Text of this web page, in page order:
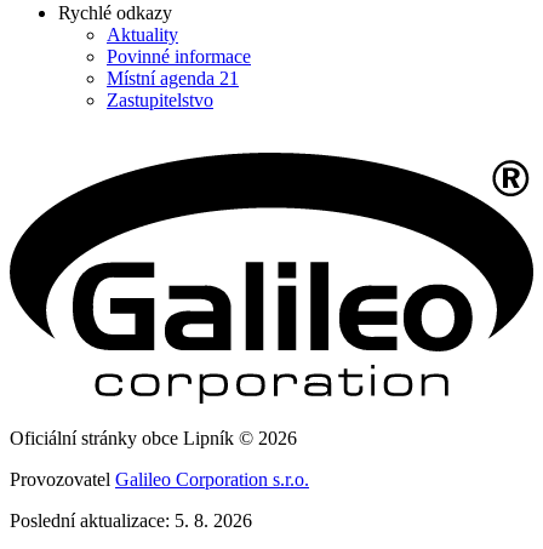
Rychlé odkazy
Aktuality
Povinné informace
Místní agenda 21
Zastupitelstvo
Oficiální stránky obce Lipník © 2026
Provozovatel Galileo Corporation s.r.o.
Poslední aktualizace: 5. 8. 2026